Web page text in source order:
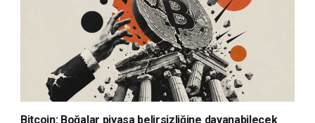
Bitcoin: Boğalar piyasa belirsizliğine dayanabilecek